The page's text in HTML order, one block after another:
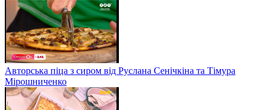
Авторська піца з сиром від Руслана Сенічкіна та Тімура
Мірошниченко